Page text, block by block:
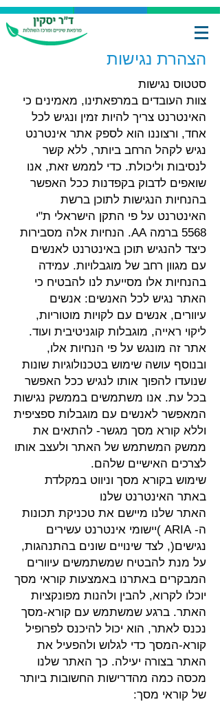
הצהרת נגישות
סטטוס נגישות
צוות העובדים במרפאתינו, מאמינים כי
האינטרנט צריך להיות זמין ונגיש לכל
אחד, ורצוננו הוא לספק אתר אינטרנט
נגיש לקהל הרחב ביותר, ללא קשר
לנסיבות וליכולת. כדי לממש זאת, אנו
שואפים לדבוק בקפדנות ככל האפשר
בהנחיות הנגישות לתוכן ברשת
האינטרנט על פי התקן הישראלי ת"י
5568 ברמה AA. הנחיות אלה מסבירות
כיצד להנגיש תוכן באינטרנט לאנשים
עם מגוון רחב של מוגבלויות. עמידה
בהנחיות אלו מסייעת לנו להבטיח כי
האתר נגיש לכל האנשים: אנשים
עיוורים, אנשים עם לקויות מוטוריות,
ליקוי ראייה, מוגבלות קוגניטיבית ועוד.
אתר זה מונגש על פי הנחיות אלו,
ובנוסף עושה שימוש בטכנולוגיות שונות
שנועדו להפוך אותו לנגיש ככל האפשר
בכל עת. אנו משתמשים בממשק נגישות
המאפשר לאנשים עם מוגבלות ספציפית
וללא קורא מסך מגשר- להתאים את
ממשק המשתמש של האתר ולעצב אותו
לצרכים האישיים שלהם.
שימוש בקורא מסך וניווט במקלדת
באתר האינטרנט שלנו
האתר שלנו מיישם את טכניקת תכונות
ה- ARIA )יישומי אינטרנט עשירים
נגישים(, לצד שינויים שונים בהתנהגות,
על מנת להבטיח שמשתמשים עיוורים
המבקרים באתרנו באמצעות קוראי מסך
יוכלו לקרוא, להבין ולהנות מפונקציות
האתר. ברגע שמשתמש עם קורא-מסך
נכנס לאתר, הוא יכול להיכנס לפרופיל
קורא-המסך כדי לגלוש ולהפעיל את
האתר בצורה יעילה. כך האתר שלנו
מכסה כמה מהדרישות החשובות ביותר
של קוראי מסך: